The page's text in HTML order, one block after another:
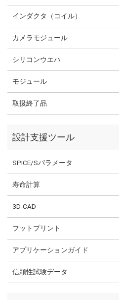
インダクタ（コイル）
カメラモジュール
シリコンウエハ
モジュール
取扱終了品
設計支援ツール
SPICE/Sパラメータ
寿命計算
3D-CAD
フットプリント
アプリケーションガイド
信頼性試験データ